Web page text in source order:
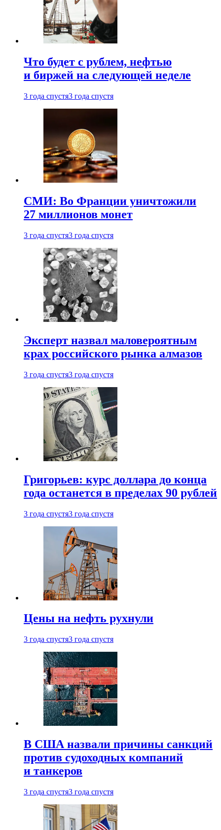
Что будет с рублем, нефтью
и биржей на следующей неделе
3 года спустя3 года спустя
СМИ: Во Франции уничтожили
27 миллионов монет
3 года спустя3 года спустя
Эксперт назвал маловероятным
крах российского рынка алмазов
3 года спустя3 года спустя
Григорьев: курс доллара до конца
года останется в пределах 90 рублей
3 года спустя3 года спустя
Цены на нефть рухнули
3 года спустя3 года спустя
В США назвали причины санкций
против судоходных компаний
и танкеров
3 года спустя3 года спустя